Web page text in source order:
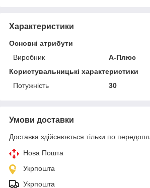
Характеристики
Основні атрибути
Виробник
А-Плюс
Користувальницькі характеристики
Потужність
30
Умови доставки
Доставка здійснюється тільки по
Нова Пошта
Укрпошта
Укрпошта